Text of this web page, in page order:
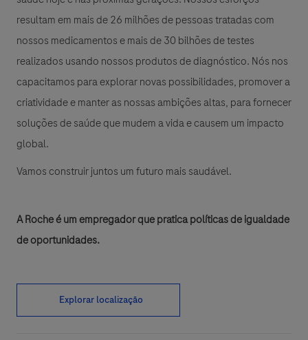
resultam em mais de 26 milhões de pessoas tratadas com
nossos medicamentos e mais de 30 bilhões de testes
realizados usando nossos produtos de diagnóstico. Nós nos
capacitamos para explorar novas possibilidades, promover a
criatividade e manter as nossas ambições altas, para fornecer
soluções de saúde que mudem a vida e causem um impacto
global.
Vamos construir juntos um futuro mais saudável.
A Roche é um empregador que pratica políticas de igualdade
de oportunidades.
Explorar localização